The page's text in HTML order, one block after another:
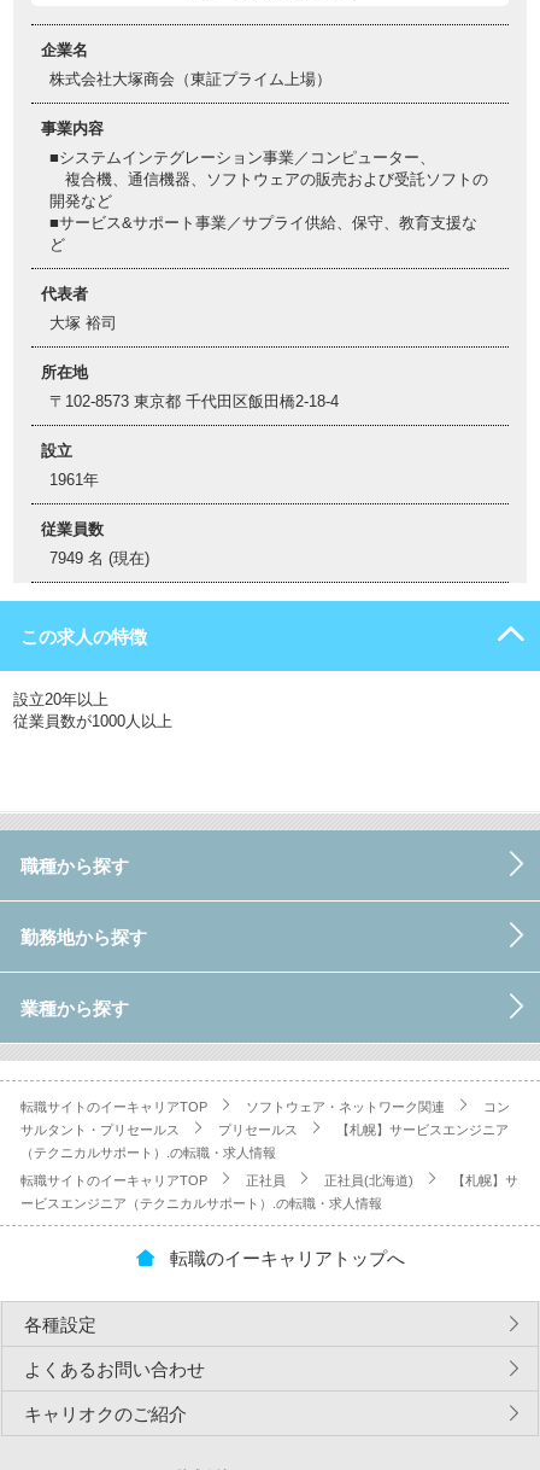
企業名
株式会社大塚商会（東証プライム上場）
事業内容
■システムインテグレーション事業／コンピューター、
複合機、通信機器、ソフトウェアの販売および受託ソフトの
開発など
■サービス&サポート事業／サプライ供給、保守、教育支援な
ど
代表者
大塚 裕司
所在地
〒102-8573 東京都 千代田区飯田橋2-18-4
設立
1961年
従業員数
7949 名 (現在)
この求人の特徴
設立20年以上
従業員数が1000人以上
職種から探す
勤務地から探す
業種から探す
転職サイトのイーキャリアTOP ソフトウェア・ネットワーク関連
コン
サルタント・プリセールス
プリセールス
【札幌】サービスエンジニア
（テクニカルサポート）.の転職・求人情報
転職サイトのイーキャリアTOP
正社員 正社員(北海道)
【札幌】サ
ービスエンジニア（テクニカルサポート）.の転職・求人情報
転職のイーキャリアトップへ
各種設定
よくあるお問い合わせ
キャリオクのご紹介